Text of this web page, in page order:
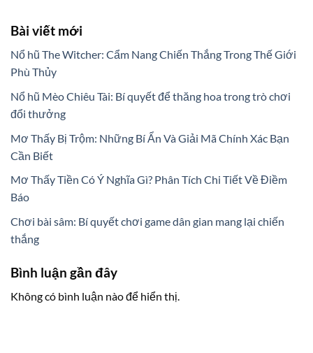
Bài viết mới
Nổ hũ The Witcher: Cẩm Nang Chiến Thắng Trong Thế Giới
Phù Thủy
Nổ hũ Mèo Chiêu Tài: Bí quyết để thăng hoa trong trò chơi
đổi thưởng
Mơ Thấy Bị Trộm: Những Bí Ẩn Và Giải Mã Chính Xác Bạn
Cần Biết
Mơ Thấy Tiền Có Ý Nghĩa Gì? Phân Tích Chi Tiết Về Điềm
Báo
Chơi bài sâm: Bí quyết chơi game dân gian mang lại chiến
thắng
Bình luận gần đây
Không có bình luận nào để hiển thị.